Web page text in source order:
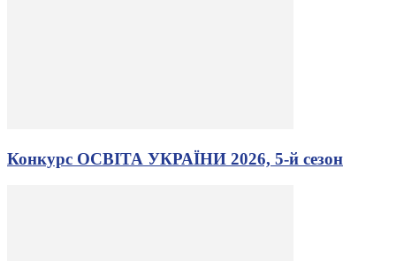
Конкурс ОСВІТА УКРАЇНИ 2026, 5-й сезон